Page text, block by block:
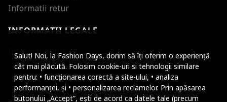
Salut! Noi, la Fashion Days, dorim să îți oferim o experiență
cât mai plăcută. Folosim cookie-uri si tehnologii similare
pentru: • funcționarea corectă a site-ului, • analiza
performanței, și • personalizarea reclamelor. Prin apăsarea
butonului „Accept”, ești de acord ca datele tale (precum
Informatii retur
INFORMATII LEGALE
Informatii utile
Micsoreaza
Mareste spatierea